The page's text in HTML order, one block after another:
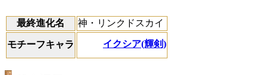
最終進化名 神・リンクドスカイ
モチーフキャラ イクシア(輝剣)